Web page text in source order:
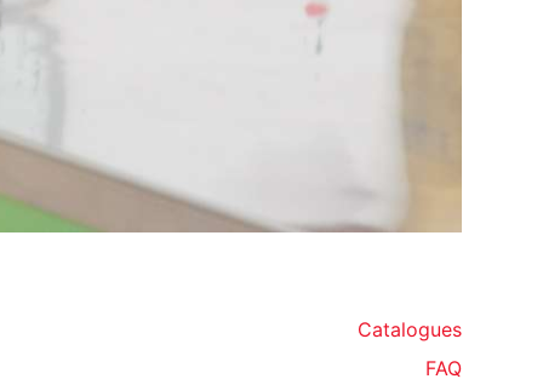
Catalogues
FAQ